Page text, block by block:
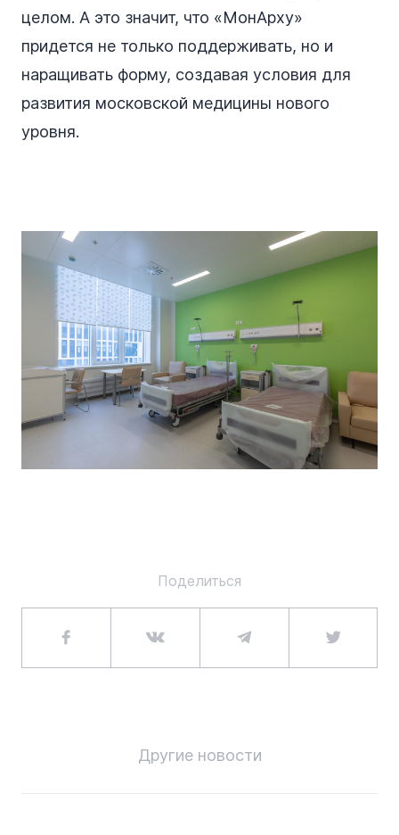
целом. А это значит, что «МонАрху»
придется не только поддерживать, но и
наращивать форму, создавая условия для
развития московской медицины нового
уровня.
Поделиться
Другие новости